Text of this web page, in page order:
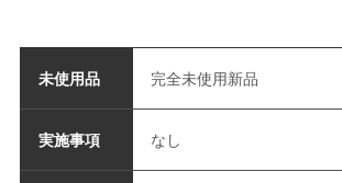
未使用品 完全未使用新品
実施事項 なし